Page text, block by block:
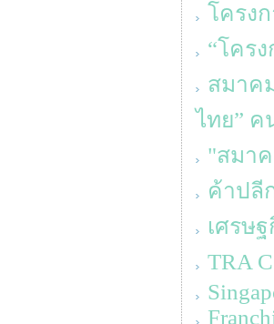
โครง
“โคร
สมาค
ไทย” ค
"สมา
ค้าปลี
เศรษ
TRA